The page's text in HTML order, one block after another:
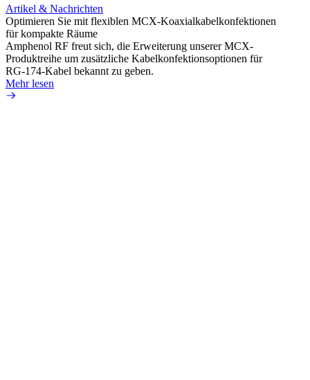
Artikel & Nachrichten
Optimieren Sie mit flexiblen MCX-Koaxialkabelkonfektionen
für kompakte Räume
Amphenol RF freut sich, die Erweiterung unserer MCX-
Produktreihe um zusätzliche Kabelkonfektionsoptionen für
RG-174-Kabel bekannt zu geben.
Mehr lesen